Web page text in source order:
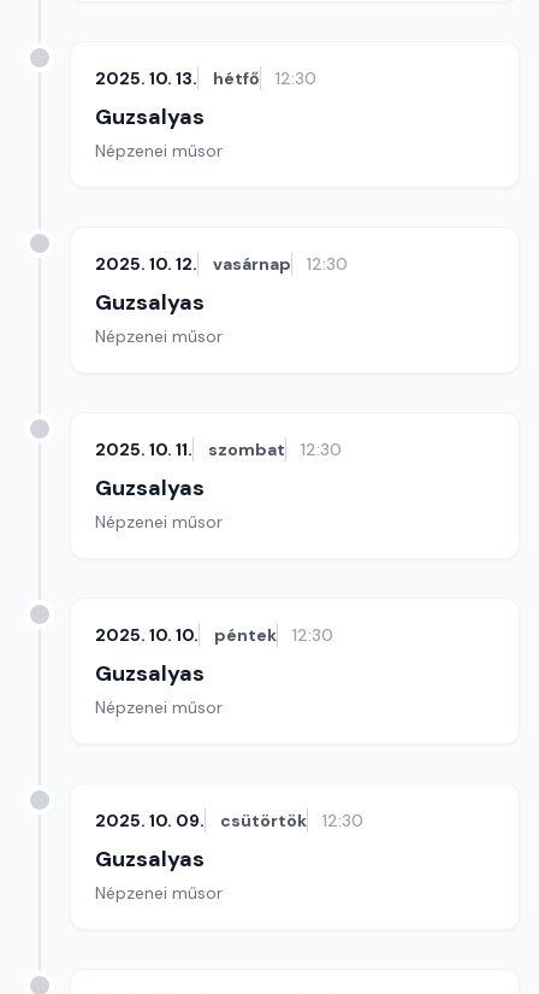
2025. 10. 13. hétfő 12:30
Guzsalyas
Népzenei műsor
2025. 10. 12. vasárnap 12:30
Guzsalyas
Népzenei műsor
2025. 10. 11. szombat 12:30
Guzsalyas
Népzenei műsor
2025. 10. 10. péntek 12:30
Guzsalyas
Népzenei műsor
2025. 10. 09. csütörtök 12:30
Guzsalyas
Népzenei műsor